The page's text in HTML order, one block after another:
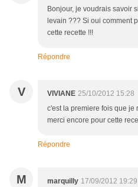
Bonjour, je voudrais savoir
levain ??? Si oui comment
cette recette !!!
Répondre
V VIVIANE 25/10/2012 15:28
c'est la premiere fois que je
merci encore pour cette
Répondre
M marquilly 17/09/2012 19:29